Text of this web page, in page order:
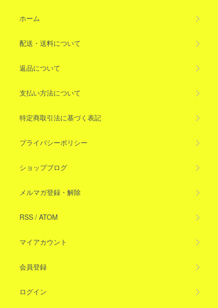
ホーム
配送・送料について
返品について
支払い方法について
特定商取引法に基づく表記
プライバシーポリシー
ショップブログ
メルマガ登録・解除
RSS / ATOM
マイアカウント
会員登録
ログイン